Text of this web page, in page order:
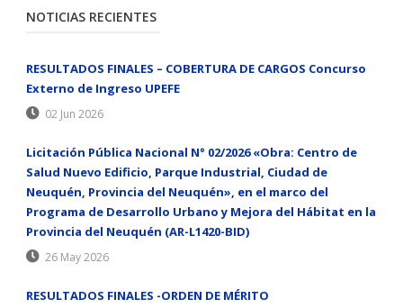
NOTICIAS RECIENTES
RESULTADOS FINALES – COBERTURA DE CARGOS Concurso
Externo de Ingreso UPEFE
02 Jun 2026
Licitación Pública Nacional N° 02/2026 «Obra: Centro de
Salud Nuevo Edificio, Parque Industrial, Ciudad de
Neuquén, Provincia del Neuquén», en el marco del
Programa de Desarrollo Urbano y Mejora del Hábitat en la
Provincia del Neuquén (AR-L1420-BID)
26 May 2026
RESULTADOS FINALES -ORDEN DE MÉRITO